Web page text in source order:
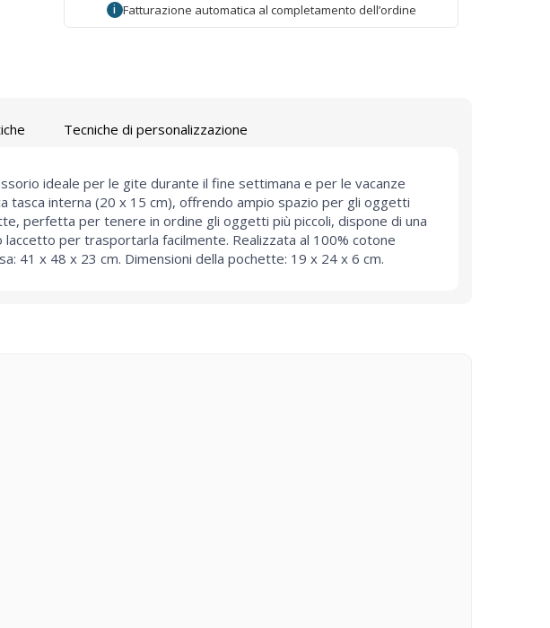
i Fatturazione automatica al completamento dell’ordine
Tecniche di personalizzazione
ideale per le gite durante il fine settimana e per le vacanze
tasca interna (20 x 15 cm), offrendo ampio spazio per gli oggetti
perfetta per tenere in ordine gli oggetti più piccoli, dispone di una
per trasportarla facilmente. Realizzata al 100% cotone
41 x 48 x 23 cm. Dimensioni della pochette: 19 x 24 x 6 cm.